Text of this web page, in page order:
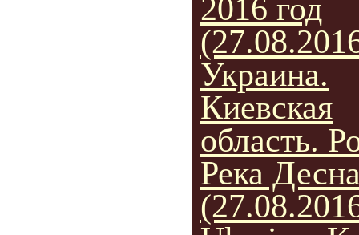
2016 год
Украина.
Киевская
область.
Река